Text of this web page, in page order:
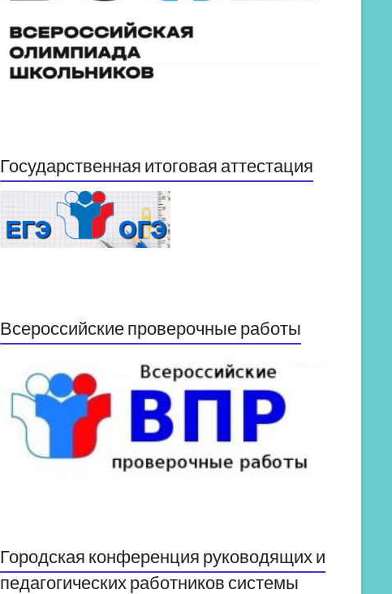
Государственная итоговая аттестация
Всероссийские проверочные работы
Городская конференция руководящих и
педагогических работников системы